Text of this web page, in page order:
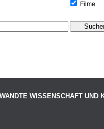
Filme
WISSENSCHAFT UND